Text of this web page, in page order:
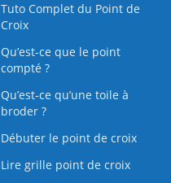
Tuto Complet du Point de
Croix
Qu’est-ce que le point
compté ?
Qu’est‑ce qu’une toile à
broder ?
Débuter le point de croix
Lire grille point de croix